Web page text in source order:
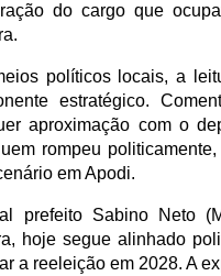
do cargo que
políticos locais, a
estratégico.
aproximação com o
rompeu
em Apodi.
prefeito Sabino Neto
hoje segue alinhado
a reeleição em 2028. A